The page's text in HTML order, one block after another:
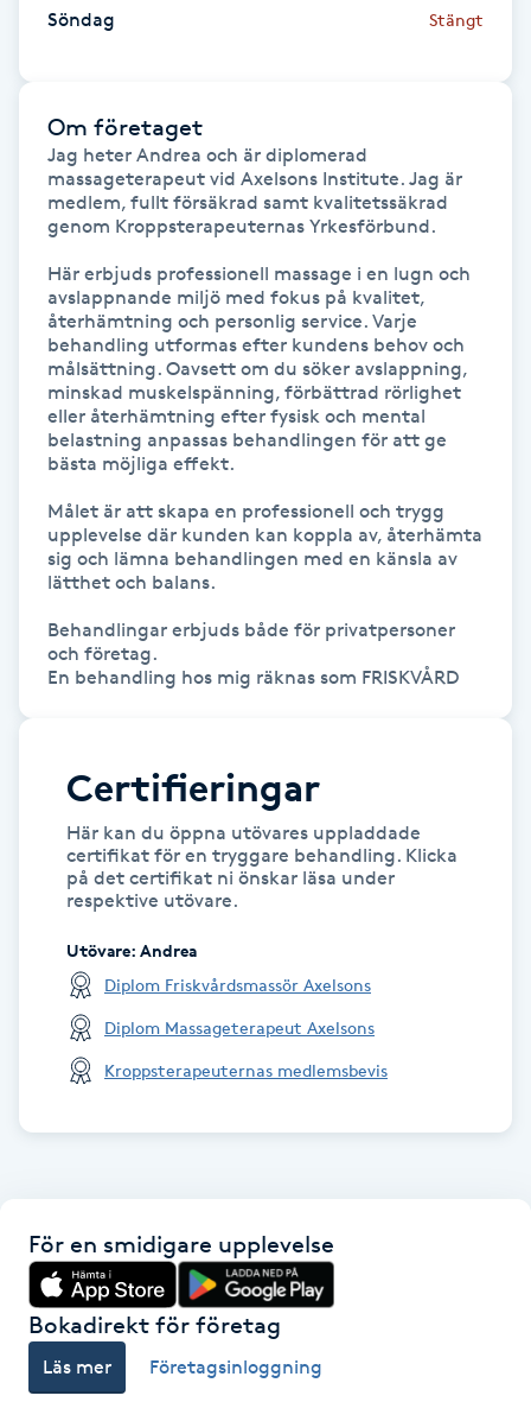
IPL hårborttagning
IR-massage
Japansk massage
Katun fransar
Kemisk peeling
Keratinbehandling
Kinesisk medicin
Kiropraktik
Klangmassage
Klippning
Klippning & Slingor
Kosmetisk tatuering
Söndag Stängt
Om företaget
Jag heter Andrea och är diplomerad
massageterapeut vid Axelsons Institute. Jag är
medlem, fullt försäkrad samt kvalitetssäkrad
genom Kroppsterapeuternas Yrkesförbund.
Här erbjuds professionell massage i en lugn och
avslappnande miljö med fokus på kvalitet,
återhämtning och personlig service. Varje
behandling utformas efter kundens behov och
målsättning. Oavsett om du söker avslappning,
minskad muskelspänning, förbättrad rörlighet
eller återhämtning efter fysisk och mental
belastning anpassas behandlingen för att ge
bästa möjliga effekt.
Målet är att skapa en professionell och trygg
upplevelse där kunden kan koppla av, återhämta
sig och lämna behandlingen med en känsla av
lätthet och balans.
Behandlingar erbjuds både för privatpersoner
och företag.
En behandling hos mig räknas som FRISKVÅRD
Certifieringar
Här kan du öppna utövares uppladdade
certifikat för en tryggare behandling. Klicka
på det certifikat ni önskar läsa under
respektive utövare.
Utövare: Andrea
Diplom Friskvårdsmassör Axelsons
Diplom Massageterapeut Axelsons
Kroppsterapeuternas medlemsbevis
För en smidigare upplevelse
Bokadirekt för företag
Läs mer Företagsinloggning